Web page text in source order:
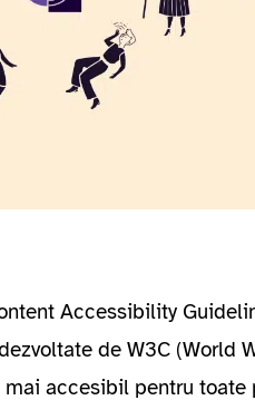
Accessibility
de W3C (World
accesibil pentru